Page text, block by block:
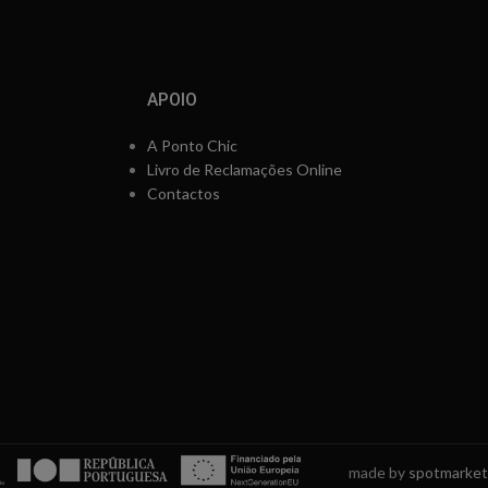
APOIO
A Ponto Chic
Livro de Reclamações Online
Contactos
made by spotmarket